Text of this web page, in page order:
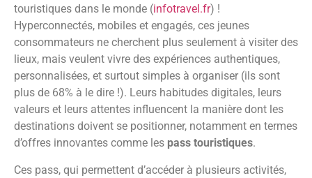
touristiques dans le monde (infotravel.fr) !
Hyperconnectés, mobiles et engagés, ces jeunes
consommateurs ne cherchent plus seulement à visiter des
lieux, mais veulent vivre des expériences authentiques,
personnalisées, et surtout simples à organiser (ils sont
plus de 68% à le dire !). Leurs habitudes digitales, leurs
valeurs et leurs attentes influencent la manière dont les
destinations doivent se positionner, notamment en termes
d’offres innovantes comme les pass touristiques.
Ces pass, qui permettent d’accéder à plusieurs activités,